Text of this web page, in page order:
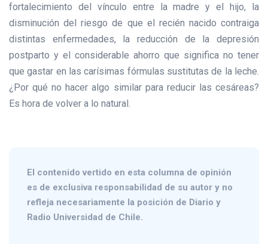
fortalecimiento del vínculo entre la madre y el hijo, la
disminución del riesgo de que el recién nacido contraiga
distintas enfermedades, la reducción de la depresión
postparto y el considerable ahorro que significa no tener
que gastar en las carísimas fórmulas sustitutas de la leche.
¿Por qué no hacer algo similar para reducir las cesáreas?
Es hora de volver a lo natural.
El contenido vertido en esta columna de opinión
es de exclusiva responsabilidad de su autor y no
refleja necesariamente la posición de Diario y
Radio Universidad de Chile.